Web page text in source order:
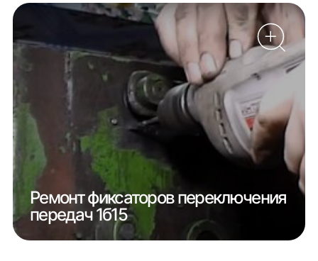
Ремонт фиксаторов переключения
передач 1б15